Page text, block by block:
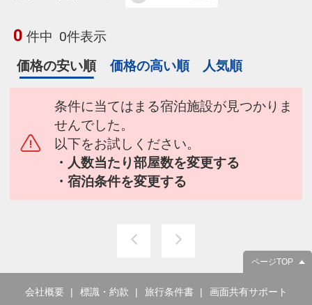
0 件中 0件表示
価格の安い順
価格の高い順 人気順
条件に当てはまる宿泊施設が見つかりま
せんでした。
以下をお試しください。
・人数当たり部屋数を変更する
・宿泊条件を変更する
ページTOP
会社概要 標識・約款 旅行条件書 画面共有サポート